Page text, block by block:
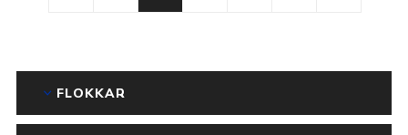
FLOKKAR